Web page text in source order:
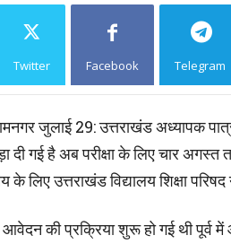
Twitter Facebook Telegram
29: उत्तराखंड अध्यापक
गई है अब परीक्षा के लिए चार
के लिए उत्तराखंड विद्यालय शिक्षा
की प्रक्रिया शुरू हो गई थी